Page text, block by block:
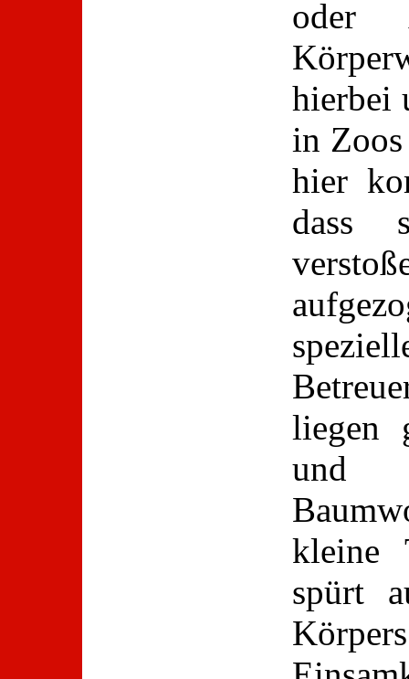
oder
hierbei
in
hier
dass
liegen
und
kleine
spürt